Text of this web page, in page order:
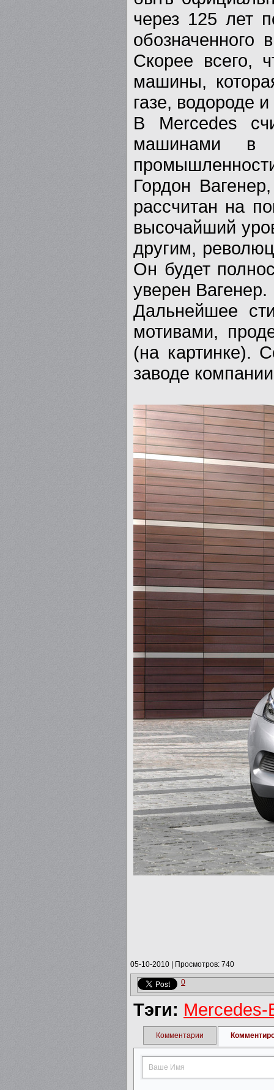
через 125 лет
обозначенного
Скорее всего,
машины,
газе, водороде
В Mercedes
машинами в
Гордон
рассчитан на
высочайший
другим,
Он будет
уверен Вагенер.
Дальнейшее
мотивами,
(на картинке).
заводе
05-10-2010 Просмотров: 740
0
Тэги: Mercedes-
Комментарии